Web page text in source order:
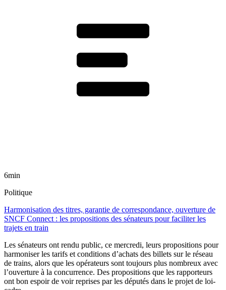
6min
Politique
Harmonisation des titres, garantie de correspondance, ouverture de
SNCF Connect : les propositions des sénateurs pour faciliter les
trajets en train
Les sénateurs ont rendu public, ce mercredi, leurs propositions pour
harmoniser les tarifs et conditions d’achats des billets sur le réseau
de trains, alors que les opérateurs sont toujours plus nombreux avec
l’ouverture à la concurrence. Des propositions que les rapporteurs
ont bon espoir de voir reprises par les députés dans le projet de loi-